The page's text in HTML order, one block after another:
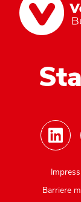
Barriere